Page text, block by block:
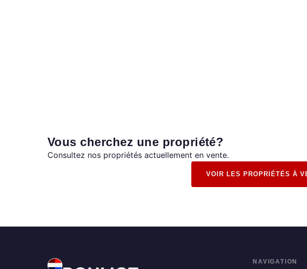
Vous cherchez une propriété?
Consultez nos propriétés actuellement en vente.
VOIR LES PROPRIÉTÉS À
NAVIGATION